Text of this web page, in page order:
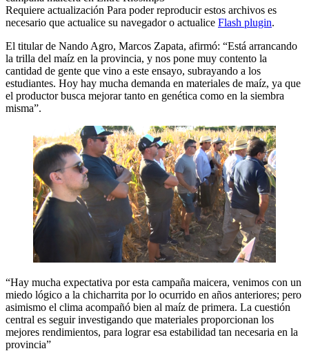
Requiere actualización Para poder reproducir estos archivos es
necesario que actualice su navegador o actualice Flash plugin.
El titular de Nando Agro, Marcos Zapata, afirmó: “Está arrancando
la trilla del maíz en la provincia, y nos pone muy contento la
cantidad de gente que vino a este ensayo, subrayando a los
estudiantes. Hoy hay mucha demanda en materiales de maíz, ya que
el productor busca mejorar tanto en genética como en la siembra
misma”.
“Hay mucha expectativa por esta campaña maicera, venimos con un
miedo lógico a la chicharrita por lo ocurrido en años anteriores; pero
asimismo el clima acompañó bien al maíz de primera. La cuestión
central es seguir investigando que materiales proporcionan los
mejores rendimientos, para lograr esa estabilidad tan necesaria en la
provincia”